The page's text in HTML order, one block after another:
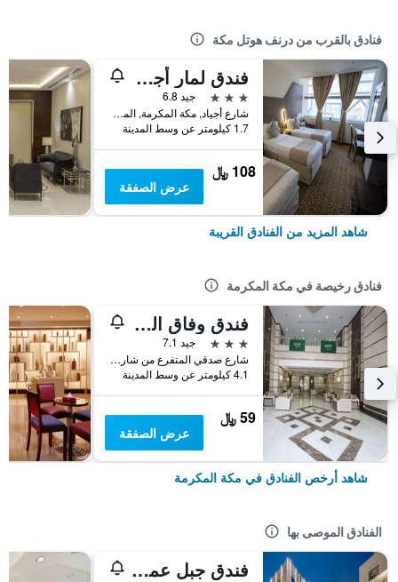
فنادق بالقرب من درنف هوتل مكة
فندق لمار أجياد الآول برج أ
3 نجوم
جيد 6.8
شارع أجياد, مكة المكرمة, المملكة العربية السعودية
1.7 كيلومتر عن وسط المدينة
108 ﷼
عرض الصفقة
شاهد المزيد من الفنادق القريبة
فنادق رخيصة في مكة المكرمة
فندق وفاق المشاعر
3 نجوم
جيد 7.1
شارع صدقي المتفرع من شارع العزيزية العام, مكة المكرمة, المملكة العربية السعودية
4.1 كيلومتر عن وسط المدينة
59 ﷼
عرض الصفقة
شاهد أرخص الفنادق في مكة المكرمة
الفنادق الموصى بها
فندق جبل عمر ماريوت، مكة المكرمة